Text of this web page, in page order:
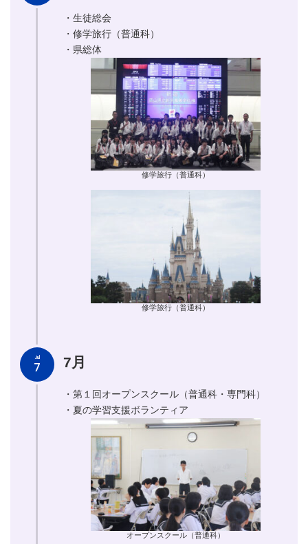
・生徒総会
・修学旅行（普通科）
・県総体
修学旅行（普通科）
修学旅行（普通科）
7月
・第１回オープンスクール（普通科・専門科）
・夏の学習支援ボランティア
オープンスクール（普通科）
Jul
7